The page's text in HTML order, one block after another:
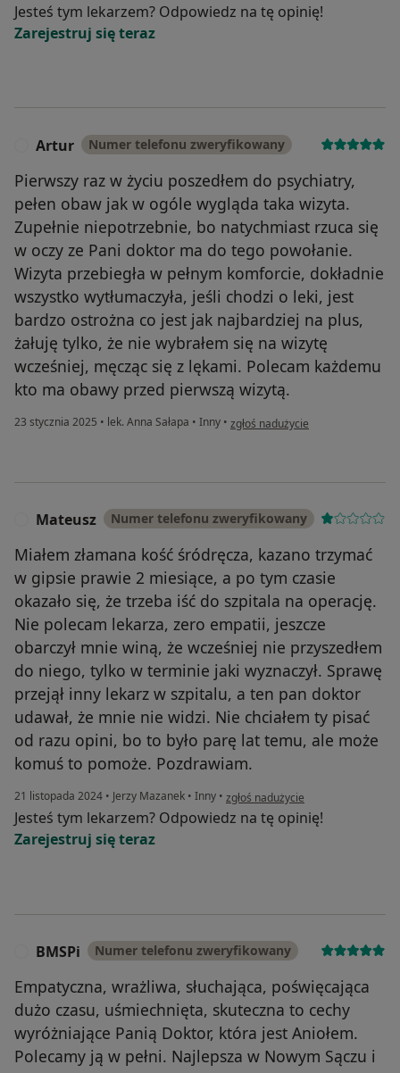
Jesteś tym lekarzem? Odpowiedz na tę opinię!
Zarejestruj się teraz
Artur Numer telefonu zweryfikowany
Pierwszy raz w życiu poszedłem do psychiatry,
pełen obaw jak w ogóle wygląda taka wizyta.
Zupełnie niepotrzebnie, bo natychmiast rzuca się
w oczy ze Pani doktor ma do tego powołanie.
Wizyta przebiegła w pełnym komforcie, dokładnie
wszystko wytłumaczyła, jeśli chodzi o leki, jest
bardzo ostrożna co jest jak najbardziej na plus,
żałuję tylko, że nie wybrałem się na wizytę
wcześniej, męcząc się z lękami. Polecam każdemu
kto ma obawy przed pierwszą wizytą.
23 stycznia 2025 • lek. Anna Sałapa • Inny • w opinii użytkownika Artur
zgłoś nadużycie
Mateusz Numer telefonu zweryfikowany
Miałem złamana kość śródręcza, kazano trzymać
w gipsie prawie 2 miesiące, a po tym czasie
okazało się, że trzeba iść do szpitala na operację.
Nie polecam lekarza, zero empatii, jeszcze
obarczył mnie winą, że wcześniej nie przyszedłem
do niego, tylko w terminie jaki wyznaczył. Sprawę
przejął inny lekarz w szpitalu, a ten pan doktor
udawał, że mnie nie widzi. Nie chciałem ty pisać
od razu opini, bo to było parę lat temu, ale może
komuś to pomoże. Pozdrawiam.
21 listopada 2024 • Jerzy Mazanek • Inny • w opinii użytkownika Mateusz
zgłoś nadużycie
Jesteś tym lekarzem? Odpowiedz na tę opinię!
Zarejestruj się teraz
BMSPi Numer telefonu zweryfikowany
Empatyczna, wrażliwa, słuchająca, poświęcająca
dużo czasu, uśmiechnięta, skuteczna to cechy
wyróżniające Panią Doktor, która jest Aniołem.
Polecamy ją w pełni. Najlepsza w Nowym Sączu i